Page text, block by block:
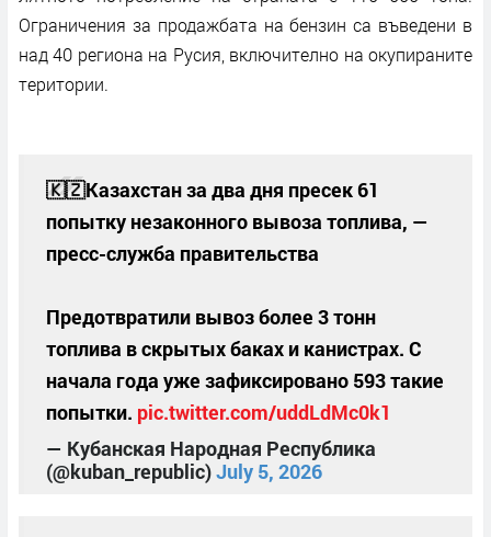
Ограничения за продажбата на бензин са въведени в
над 40 региона на Русия, включително на окупираните
територии.
🇰🇿Казахстан за два дня пресек 61
попытку незаконного вывоза топлива, —
пресс-служба правительства
Предотвратили вывоз более 3 тонн
топлива в скрытых баках и канистрах. С
начала года уже зафиксировано 593 такие
попытки. pic.twitter.com/uddLdMc0k1
— Кубанская Народная Республика
(@kuban_republic)July 5, 2026